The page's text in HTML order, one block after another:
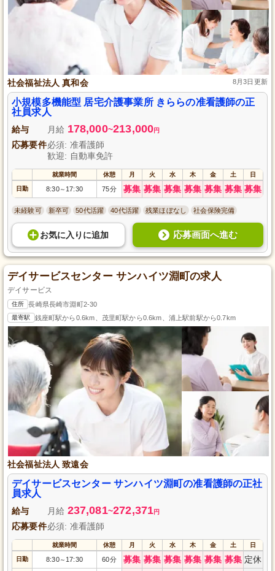
社会福祉法人 真和会 8月3日更新
小規模多機能型 居宅介護事業所 きららの准看護師の正
社員求人
給与 月給 178,000~213,000円
応募要件必須: 准看護師
歓迎: 自動車免許
就業時間 休憩 月 火 水 木 金 土 日
日勤 8:30～ 17:30 75分 募集 募集 募集 募集 募集 募集 募集
未経験可 新卒可 50代活躍 40代活躍 残業ほぼなし 社会保険完備
お気に入り に追加 応募画面へ進む
デイサービスセンター サンハイツ淵町の求人
デイサービス
住所 長崎県長崎市淵町2-30
最寄駅 銭座町駅から0.6km、茂里町駅から0.6km、浦上駅前駅から0.7km
社会福祉法人 致遠会
デイサービスセンター サンハイツ淵町の准看護師の正社
員求人
給与 月給 237,081~272,371円
応募要件必須: 准看護師
就業時間 休憩 月 火 水 木 金 土 日
日勤 8:30～ 17:30 60分 募集 募集 募集 募集 募集 募集 定休